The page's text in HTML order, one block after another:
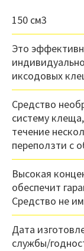
150 см3
Это
иксодовых
Средство
систему
течение
переползти с
Высокая
обеспечит
Средство не
Дата
службы/